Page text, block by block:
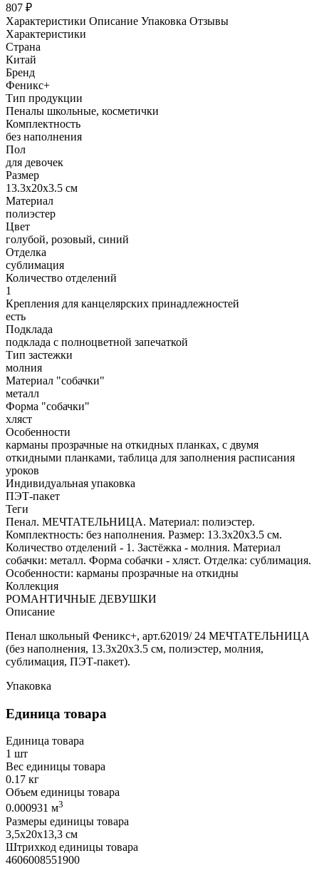
807 ₽
Характеристики Описание Упаковка Отзывы
Характеристики
Страна
Китай
Бренд
Феникс+
Тип продукции
Пеналы школьные, косметички
Комплектность
без наполнения
Пол
для девочек
Размер
13.3x20x3.5 см
Материал
полиэстер
Цвет
голубой, розовый, синий
Отделка
сублимация
Количество отделений
1
Крепления для канцелярских принадлежностей
есть
Подклада
подклада с полноцветной запечаткой
Тип застежки
молния
Материал "собачки"
металл
Форма "собачки"
хляст
Особенности
карманы прозрачные на откидных планках, с двумя
откидными планками, таблица для заполнения расписания
уроков
Индивидуальная упаковка
ПЭТ-пакет
Теги
Пенал. МЕЧТАТЕЛЬНИЦА. Материал: полиэстер.
Комплектность: без наполнения. Размер: 13.3x20x3.5 см.
Количество отделений - 1. Застёжка - молния. Материал
собачки: металл. Форма собачки - хляст. Отделка: сублимация.
Особенности: карманы прозрачные на откидны
Коллекция
РОМАНТИЧНЫЕ ДЕВУШКИ
Описание
Пенал школьный Феникс+, арт.62019/ 24 МЕЧТАТЕЛЬНИЦА
(без наполнения, 13.3x20x3.5 см, полиэстер, молния,
сублимация, ПЭТ-пакет).
Упаковка
Единица товара
Единица товара
1 шт
Вес единицы товара
0.17 кг
Объем единицы товара
0.000931 м3
Размеры единицы товара
3,5х20х13,3 см
Штрихкод единицы товара
4606008551900